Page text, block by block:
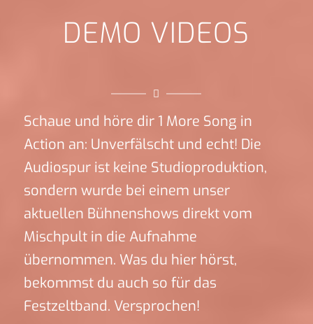
DEMO VIDEOS
Schaue und höre dir 1 More Song in
Action an: Unverfälscht und echt! Die
Audiospur ist keine Studioproduktion,
sondern wurde bei einem unser
aktuellen Bühnenshows direkt vom
Mischpult in die Aufnahme
übernommen. Was du hier hörst,
bekommst du auch so für das
Festzeltband. Versprochen!